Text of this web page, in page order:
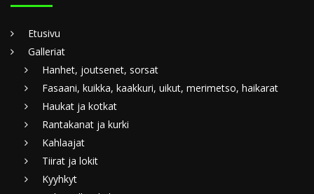
Etusivu
Galleriat
Hanhet, joutsenet, sorsat
Fasaani, kuikka, kaakkuri, uikut, merimetso, haikarat
Haukat ja kotkat
Rantakanat ja kurki
Kahlaajat
Tiirat ja lokit
Kyyhkyt